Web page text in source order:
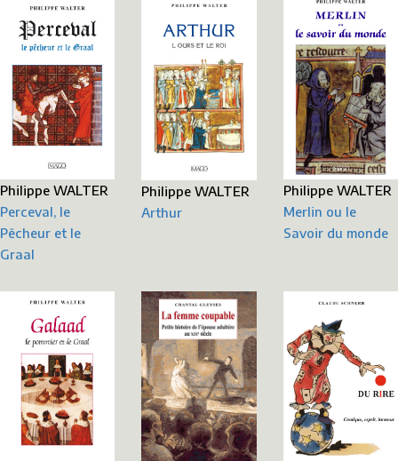
Philippe WALTER
Perceval, le
Pêcheur et le
Graal
Philippe WALTER
Arthur
Philippe WALTER
Merlin ou le
Savoir du monde